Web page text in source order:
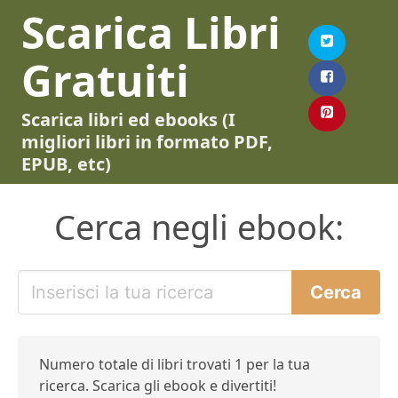
Scarica Libri
Gratuiti
Scarica libri ed ebooks (I
migliori libri in formato PDF,
EPUB, etc)
Cerca negli ebook:
Numero totale di libri trovati 1 per la tua
ricerca. Scarica gli ebook e divertiti!